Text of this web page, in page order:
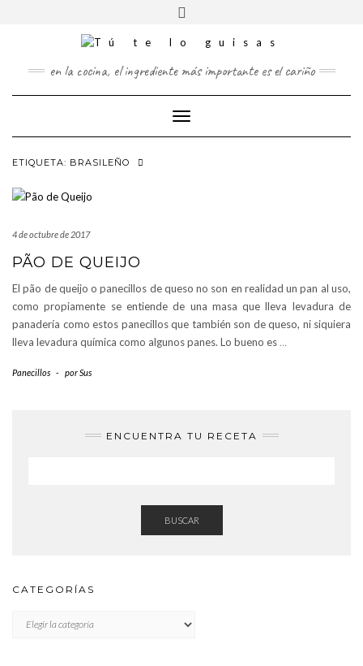
FOLLOW
US
FACEBOOK
TWITTER
INSTAGRAM
cabecera
en la cocina, el ingrediente más importante es el cariño
Cambiar
modo
ETIQUETA: BRASILEÑO
4 de octubre de 2017
PÃO DE QUEIJO
El pão de queijo o panecillos de queso no son en realidad un pan al uso,
como propiamente se entiende de una masa que lleva levadura de
panadería como estos panecillos que también son de queso, ni siquiera
lleva levadura química como algunos panes. Lo bueno es …
Panecillos - porSus
ENCUENTRA TU RECETA
BUSCAR
CATEGORÍAS